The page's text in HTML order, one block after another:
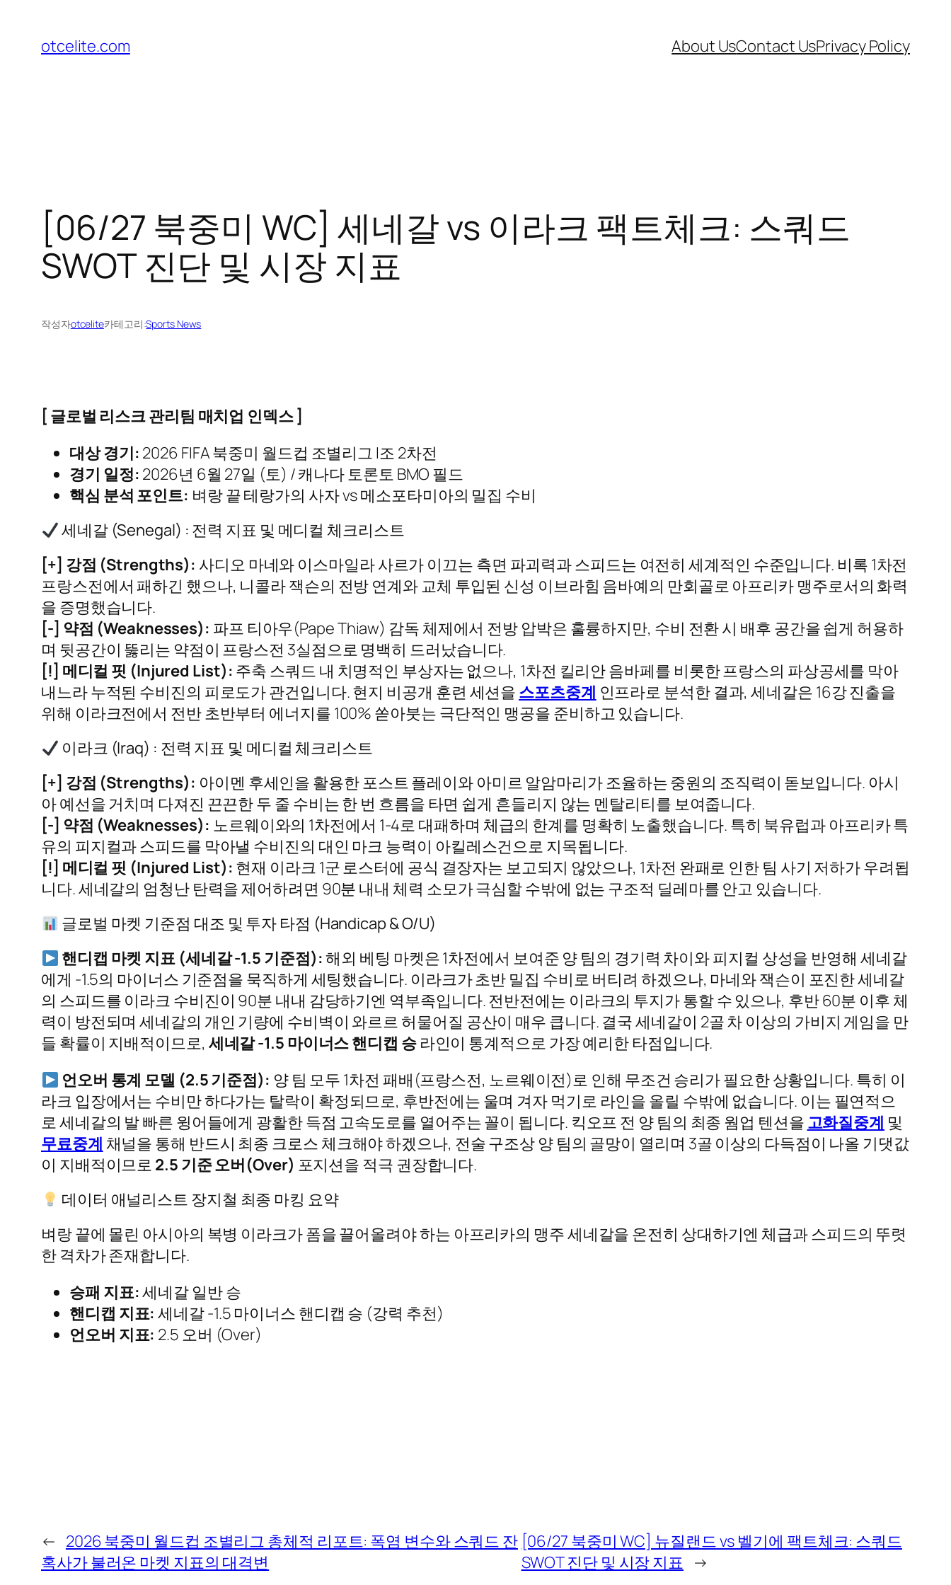
otcelite.com About UsContact UsPrivacy Policy
[06/27 북중미 WC] 세네갈 vs 이라크 팩트체크: 스쿼드
SWOT 진단 및 시장 지표
작성자otcelite카테고리:Sports News
[ 글로벌 리스크 관리팀 매치업 인덱스 ]
대상 경기: 2026 FIFA 북중미 월드컵 조별리그 I조 2차전
경기 일정: 2026년 6월 27일 (토) / 캐나다 토론토 BMO 필드
핵심 분석 포인트: 벼랑 끝 테랑가의 사자 vs 메소포타미아의 밀집 수비
세네갈 (Senegal) : 전력 지표 및 메디컬 체크리스트
[+] 강점 (Strengths): 사디오 마네와 이스마일라 사르가 이끄는 측면 파괴력과 스피드는 여전히 세계적인 수준입니다. 비록 1차전
프랑스전에서 패하긴 했으나, 니콜라 잭슨의 전방 연계와 교체 투입된 신성 이브라힘 음바예의 만회골로 아프리카 맹주로서의 화력
을 증명했습니다.
[-] 약점 (Weaknesses): 파프 티아우(Pape Thiaw) 감독 체제에서 전방 압박은 훌륭하지만, 수비 전환 시 배후 공간을 쉽게 허용하
며 뒷공간이 뚫리는 약점이 프랑스전 3실점으로 명백히 드러났습니다.
[!] 메디컬 핏 (Injured List): 주축 스쿼드 내 치명적인 부상자는 없으나, 1차전 킬리안 음바페를 비롯한 프랑스의 파상공세를 막아
내느라 누적된 수비진의 피로도가 관건입니다. 현지 비공개 훈련 세션을 스포츠중계 인프라로 분석한 결과, 세네갈은 16강 진출을
위해 이라크전에서 전반 초반부터 에너지를 100% 쏟아붓는 극단적인 맹공을 준비하고 있습니다.
이라크 (Iraq) : 전력 지표 및 메디컬 체크리스트
[+] 강점 (Strengths): 아이멘 후세인을 활용한 포스트 플레이와 아미르 알암마리가 조율하는 중원의 조직력이 돋보입니다. 아시
아 예선을 거치며 다져진 끈끈한 두 줄 수비는 한 번 흐름을 타면 쉽게 흔들리지 않는 멘탈리티를 보여줍니다.
[-] 약점 (Weaknesses): 노르웨이와의 1차전에서 1-4로 대패하며 체급의 한계를 명확히 노출했습니다. 특히 북유럽과 아프리카 특
유의 피지컬과 스피드를 막아낼 수비진의 대인 마크 능력이 아킬레스건으로 지목됩니다.
[!] 메디컬 핏 (Injured List): 현재 이라크 1군 로스터에 공식 결장자는 보고되지 않았으나, 1차전 완패로 인한 팀 사기 저하가 우려됩
니다. 세네갈의 엄청난 탄력을 제어하려면 90분 내내 체력 소모가 극심할 수밖에 없는 구조적 딜레마를 안고 있습니다.
글로벌 마켓 기준점 대조 및 투자 타점 (Handicap & O/U)
핸디캡 마켓 지표 (세네갈 -1.5 기준점):해외 베팅 마켓은 1차전에서 보여준 양 팀의 경기력 차이와 피지컬 상성을 반영해 세네갈
에게 -1.5의 마이너스 기준점을 묵직하게 세팅했습니다. 이라크가 초반 밀집 수비로 버티려 하겠으나, 마네와 잭슨이 포진한 세네갈
의 스피드를 이라크 수비진이 90분 내내 감당하기엔 역부족입니다. 전반전에는 이라크의 투지가 통할 수 있으나, 후반 60분 이후 체
력이 방전되며 세네갈의 개인 기량에 수비벽이 와르르 허물어질 공산이 매우 큽니다. 결국 세네갈이 2골 차 이상의 가비지 게임을 만
들 확률이 지배적이므로, 세네갈 -1.5 마이너스 핸디캡 승라인이 통계적으로 가장 예리한 타점입니다.
언오버 통계 모델 (2.5 기준점): 양 팀 모두 1차전 패배(프랑스전, 노르웨이전)로 인해 무조건 승리가 필요한 상황입니다. 특히 이
라크 입장에서는 수비만 하다가는 탈락이 확정되므로, 후반전에는 울며 겨자 먹기로 라인을 올릴 수밖에 없습니다. 이는 필연적으
로 세네갈의 발 빠른 윙어들에게 광활한 득점 고속도로를 열어주는 꼴이 됩니다. 킥오프 전 양 팀의 최종 웜업 텐션을 고화질중계 및
무료중계 채널을 통해 반드시 최종 크로스 체크해야 하겠으나, 전술 구조상 양 팀의 골망이 열리며 3골 이상의 다득점이 나올 기댓값
이 지배적이므로 2.5 기준 오버(Over) 포지션을 적극 권장합니다.
데이터 애널리스트 장지철 최종 마킹 요약
벼랑 끝에 몰린 아시아의 복병 이라크가 폼을 끌어올려야 하는 아프리카의 맹주 세네갈을 온전히 상대하기엔 체급과 스피드의 뚜렷
한 격차가 존재합니다.
승패 지표:세네갈 일반 승
핸디캡 지표: 세네갈 -1.5 마이너스 핸디캡 승 (강력 추천)
언오버 지표: 2.5 오버 (Over)
← 2026 북중미 월드컵 조별리그 총체적 리포트: 폭염 변수와 스쿼드 잔
혹사가 불러온 마켓 지표의 대격변
[06/27 북중미 WC] 뉴질랜드 vs 벨기에 팩트체크: 스쿼드
SWOT 진단 및 시장 지표 →